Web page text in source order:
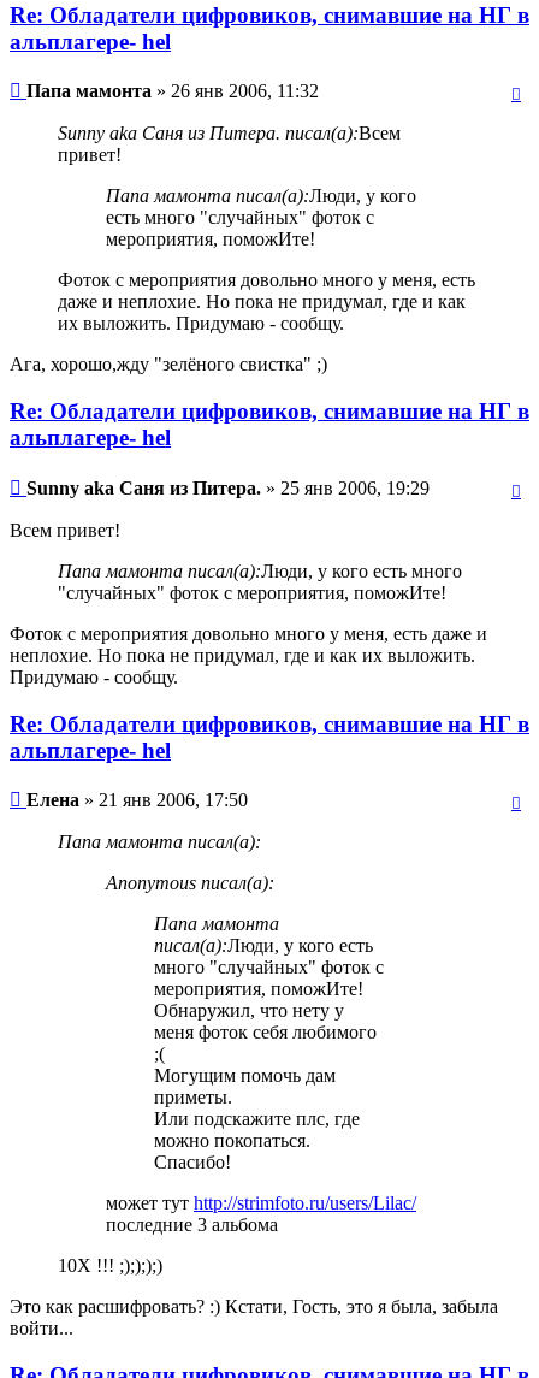
Re: Обладатели цифровиков, снимавшие на НГ в
альплагере- hel
Папа мамонта » 26 янв 2006, 11:32
Sunny aka Саня из Питера. писал(а):Всем
привет!
Папа мамонта писал(а):Люди, у кого
есть много "случайных" фоток с
мероприятия, поможИте!
Фоток с мероприятия довольно много у меня, есть
даже и неплохие. Но пока не придумал, где и как
их выложить. Придумаю - сообщу.
Ага, хорошо,жду "зелёного свистка" ;)
Re: Обладатели цифровиков, снимавшие на НГ в
альплагере- hel
Sunny aka Саня из Питера. » 25 янв 2006, 19:29
Всем привет!
Папа мамонта писал(а):Люди, у кого есть много
"случайных" фоток с мероприятия, поможИте!
Фоток с мероприятия довольно много у меня, есть даже и
неплохие. Но пока не придумал, где и как их выложить.
Придумаю - сообщу.
Re: Обладатели цифровиков, снимавшие на НГ в
альплагере- hel
Елена » 21 янв 2006, 17:50
Папа мамонта писал(а):
Anonymous писал(а):
Папа мамонта
писал(а):Люди, у кого есть
много "случайных" фоток с
мероприятия, поможИте!
Обнаружил, что нету у
меня фоток себя любимого
;(
Могущим помочь дам
приметы.
Или подскажите плс, где
можно покопаться.
Спасибо!
может тут http://strimfoto.ru/users/Lilac/
последние 3 альбома
10Х !!! ;);););)
Это как расшифровать? :) Кстати, Гость, это я была, забыла
войти...